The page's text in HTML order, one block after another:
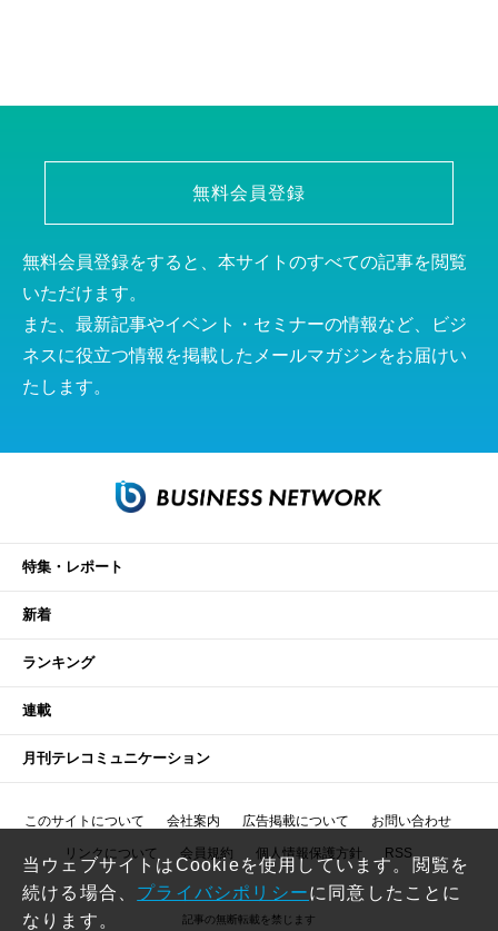
無料会員登録
無料会員登録をすると、本サイトのすべての記事を閲覧
いただけます。
また、最新記事やイベント・セミナーの情報など、ビジ
ネスに役立つ情報を掲載したメールマガジンをお届けい
たします。
特集・レポート
新着
ランキング
連載
月刊テレコミュニケーション
このサイトについて 会社案内 広告掲載について お問い合わせ
リンクについて 会員規約 個人情報保護方針 RSS
記事の無断転載を禁じます
当ウェブサイトはCookieを使用しています。閲覧を
続ける場合、 プライバシポリシーに同意したことに
なります。